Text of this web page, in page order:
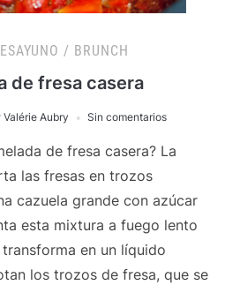
/ BRUNCH
de fresa casera
Valérie Aubry Sin comentarios
de fresa casera? La
las fresas en trozos
cazuela grande con azúcar
esta mixtura a fuego lento
en un líquido
los trozos de fresa, que se